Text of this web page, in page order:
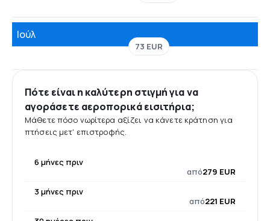
Ιούλ
73 EUR
Πότε είναι η καλύτερη στιγμή για να
αγοράσετε αεροπορικά εισιτήρια;
Μάθετε πόσο νωρίτερα αξίζει να κάνετε κράτηση για
πτήσεις μετ' επιστροφής.
6 μήνες πριν
από279 EUR
3 μήνες πριν
από221 EUR